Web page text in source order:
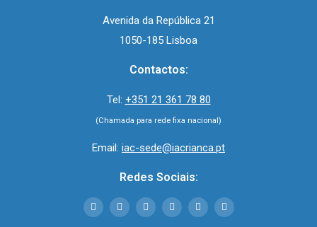
Avenida da República 21
1050-185 Lisboa
Contactos:
Tel: +351 21 361 78 80
(Chamada para rede fixa nacional)
Email: iac-sede@iacrianca.pt
Redes Sociais: